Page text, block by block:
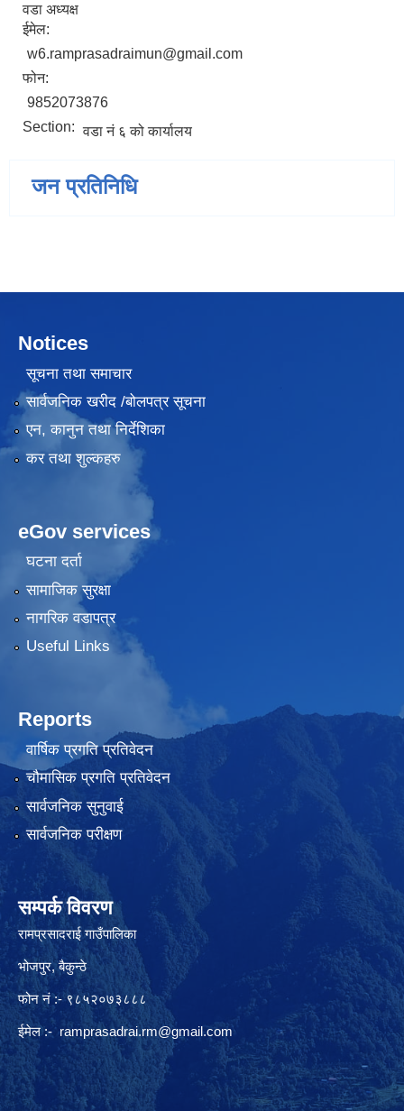
वडा अध्यक्ष
ईमेल:
w6.ramprasadraimun@gmail.com
फोन:
9852073876
Section: वडा नं ६ को कार्यालय
जन प्रतिनिधि
Notices
सूचना तथा समाचार
सार्वजनिक खरीद /बोलपत्र सूचना
एन, कानुन तथा निर्देशिका
कर तथा शुल्कहरु
eGov services
घटना दर्ता
सामाजिक सुरक्षा
नागरिक वडापत्र
Useful Links
Reports
वार्षिक प्रगति प्रतिवेदन
चौमासिक प्रगति प्रतिवेदन
सार्वजनिक सुनुवाई
सार्वजनिक परीक्षण
सम्पर्क विवरण
रामप्रसादराई गाउँपालिका
भोजपुर, बैकुन्ठे
फोन नं :- ९८५२०७३८८८
ईमेल :-ramprasadrai.rm@gmail.com